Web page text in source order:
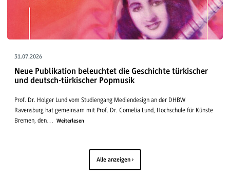
31.07.2026
Neue Publikation beleuchtet die Geschichte türkischer
und deutsch-türkischer Popmusik
Prof. Dr. Holger Lund vom Studiengang Mediendesign an der DHBW
Ravensburg hat gemeinsam mit Prof. Dr. Cornelia Lund, Hochschule für Künste
Bremen, den…
Weiterlesen
Alle anzeigen